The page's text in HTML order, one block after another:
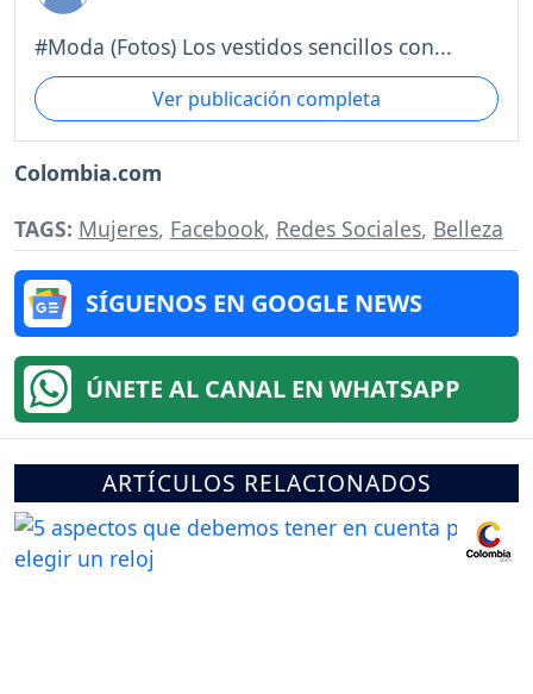
#Moda (Fotos) Los vestidos sencillos con...
Ver publicación completa
Colombia.com
TAGS: Mujeres, Facebook, Redes Sociales, Belleza
SÍGUENOS EN GOOGLE NEWS
ÚNETE AL CANAL EN WHATSAPP
ARTÍCULOS RELACIONADOS